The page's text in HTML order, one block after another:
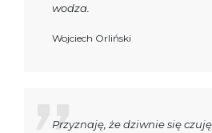
wodza.
Wojciech Orliński
Przyznaję, że dziwnie się